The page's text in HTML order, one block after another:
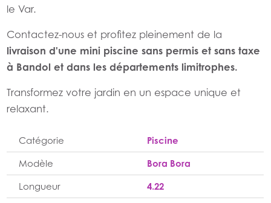
le Var.
Contactez-nous et profitez pleinement de la
livraison d'une mini piscine sans permis et sans taxe
à Bandol et dans les départements limitrophes.
Transformez votre jardin en un espace unique et
relaxant.
Catégorie Piscine
Modèle Bora Bora
Longueur 4.22